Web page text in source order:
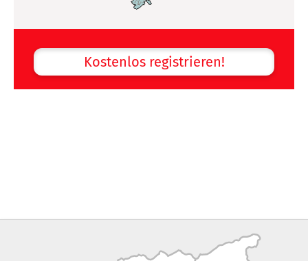
Kostenlos registrieren!